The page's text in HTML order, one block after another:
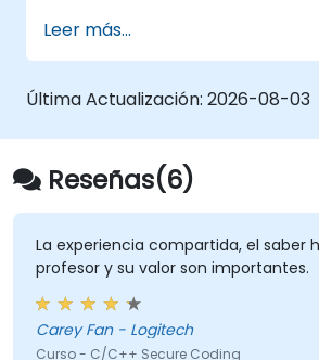
Leer más...
Última Actualización: 2026-08-03
Reseñas(6)
La experiencia compartida, el saber
profesor y su valor son importantes.
Carey Fan - Logitech
Curso - C/C++ Secure Coding